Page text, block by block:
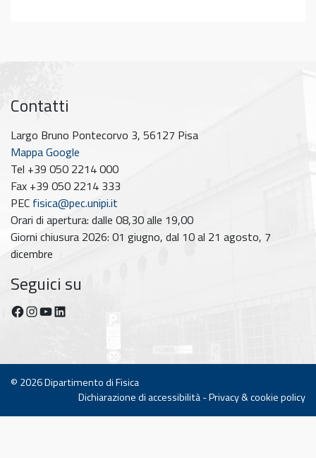
Contatti
Largo Bruno Pontecorvo 3, 56127 Pisa
Mappa Google
Tel +39 050 2214 000
Fax +39 050 2214 333
PEC fisica@pec.unipi.it
Orari di apertura: dalle 08,30 alle 19,00
Giorni chiusura 2026: 01 giugno, dal 10 al 21 agosto, 7
dicembre
Seguici su
Facebook
Instagram
YouTube
https://www.linkedin.com/company/dipartimento-di-fisica-unipi/posts/?feedView=all
© 2026Dipartimento di Fisica
Dichiarazione di accessibilità-Privacy & cookie policy